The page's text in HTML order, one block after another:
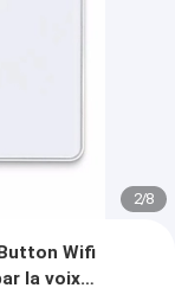
2/8
Wifi
la voix